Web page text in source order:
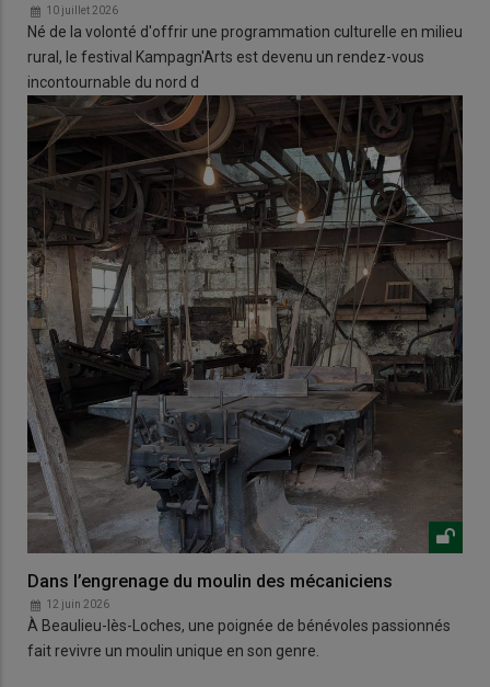
10 juillet 2026
Né de la volonté d'offrir une programmation culturelle en milieu
rural, le festival Kampagn'Arts est devenu un rendez-vous
incontournable du nord d
Dans l’engrenage du moulin des mécaniciens
12 juin 2026
À Beaulieu-lès-Loches, une poignée de bénévoles passionnés
fait revivre un moulin unique en son genre.